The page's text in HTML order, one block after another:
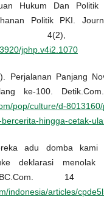
Hukum Dan Politik
Politik PKI.
4(2),
jphp.v4i2.1070
Perjalanan Panjang
ke-100.
pop/culture/d-
hingga-cetak-
adu domba kami
deklarasi menolak
14
indonesia/articles/